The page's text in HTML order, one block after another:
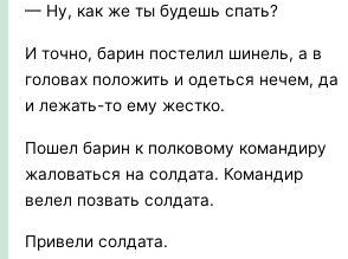
— Ну, как же ты будешь спать?
И точно, барин постелил шинель, а в
головах положить и одеться нечем, да
и лежать-то ему жестко.
Пошел барин к полковому командиру
жаловаться на солдата. Командир
велел позвать солдата.
Привели солдата.